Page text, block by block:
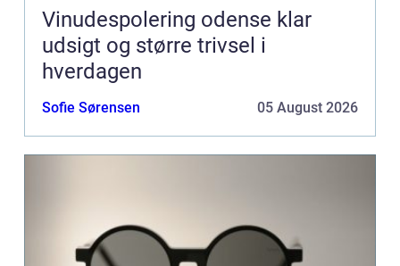
Vinudespolering odense klar
udsigt og større trivsel i
hverdagen
Sofie Sørensen 05 August 2026